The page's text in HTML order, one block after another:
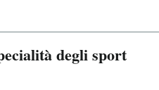
degli sport